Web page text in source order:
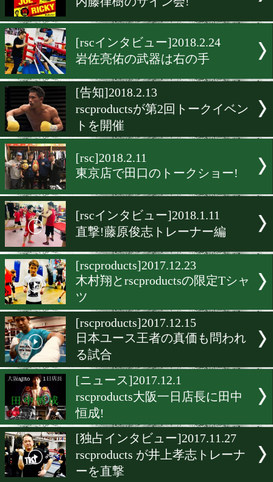
[告知]2018.9.22
ズ完成
[告知]2018.6.11
内藤律樹のサイン会!
[rscインタビュー]2018.2.24
岩佐亮佑の武器は右の手
[告知]2018.2.13
rscproductsが第2回トーク
トを開催
東京店で田口のトークショ
[rscインタビュー]2018.1.11
直撃!藤原俊志トレーナー編
[rscproducts]2017.12.23
木村翔とrscproductsの限定
ツ